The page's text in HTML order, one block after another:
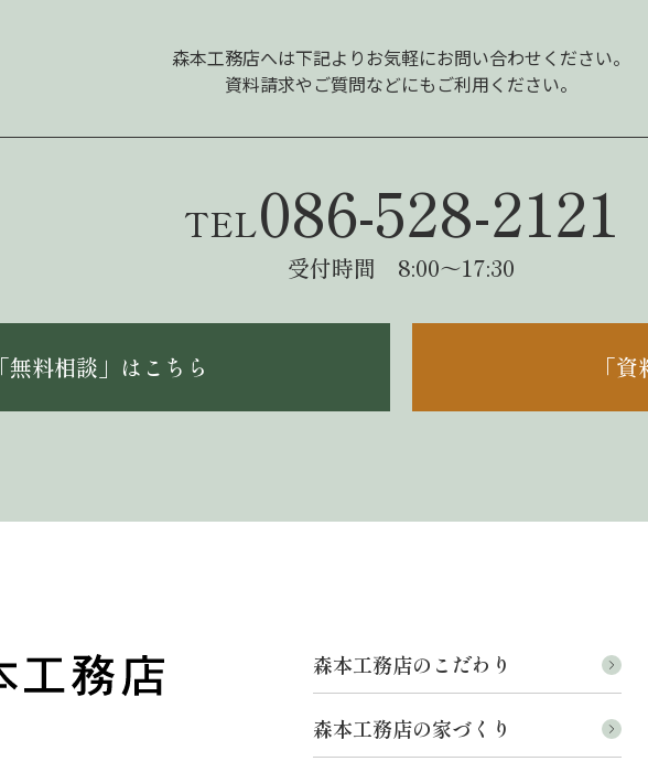
森本工務店へは下記よりお気軽にお問い合わせください。
資料請求やご質問などにもご利用ください。
TEL086-528-2121
受付時間 8:00～17:30
「無料相談」はこちら 「
森本工務店のこだわり
森本工務店の家づくり